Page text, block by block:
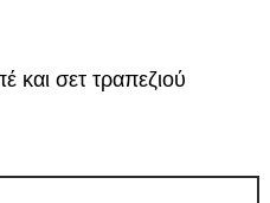
και σετ τραπεζιού